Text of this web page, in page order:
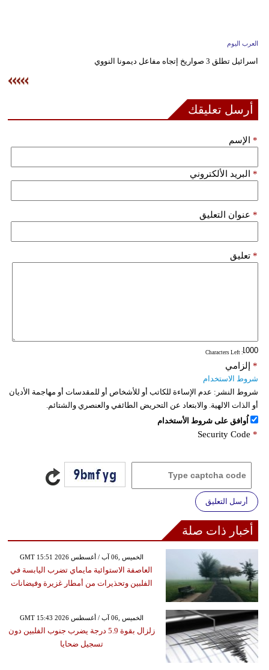
وتكنولوجيا
العرب اليوم
اسرائيل تطلق 3 صواريخ إتجاه مفاعل ديمونا النووي
أرسل تعليقك
الإسم *
البريد الألكتروني *
عنوان التعليق *
تعليق *
: Characters Left
إلزامي *
شروط الاستخدام
شروط النشر: عدم الإساءة للكاتب أو للأشخاص أو للمقدسات أو مهاجمة الأديان
أو الذات الالهية. والابتعاد عن التحريض الطائفي والعنصري والشتائم.
اُوافق على شروط الأستخدام
Security Code *
أرسل التعليق
أخبار ذات صلة
GMT 15:51 2026 الخميس ,06 آب / أغسطس
العاصفة الاستوائية مايماي تضرب اليابسة في
الفلبين وتحذيرات من أمطار غزيرة وفيضانات
GMT 15:43 2026 الخميس ,06 آب / أغسطس
زلزال بقوة 5.9 درجة يضرب جنوب الفلبين دون
تسجيل ضحايا